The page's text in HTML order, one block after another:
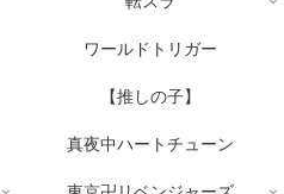
ワールドトリガー
【推しの子】
真夜中ハートチューン